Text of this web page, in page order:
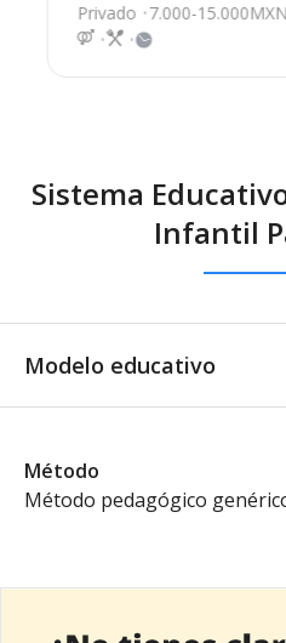
Privado 7.000-15.000MXN
Sistema
Infantil
Modelo educativo
Método
Método pedagógico